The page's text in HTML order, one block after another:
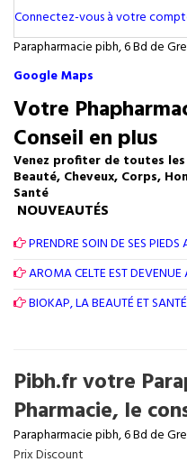
Connectez-vous à votre
Parapharmacie pibh, 6 Bd de
Google Maps
Votre
Conseil en plus
Venez profiter de toutes
Beauté, Cheveux, Corps,
Santé
NOUVEAUTÉS
PRENDRE SOIN DE SES
AROMA CELTE EST
BIOKAP, LA BEAUTÉ ET
Pibh.fr votre
Pharmacie, le
Parapharmacie pibh, 6 Bd de
Prix Discount